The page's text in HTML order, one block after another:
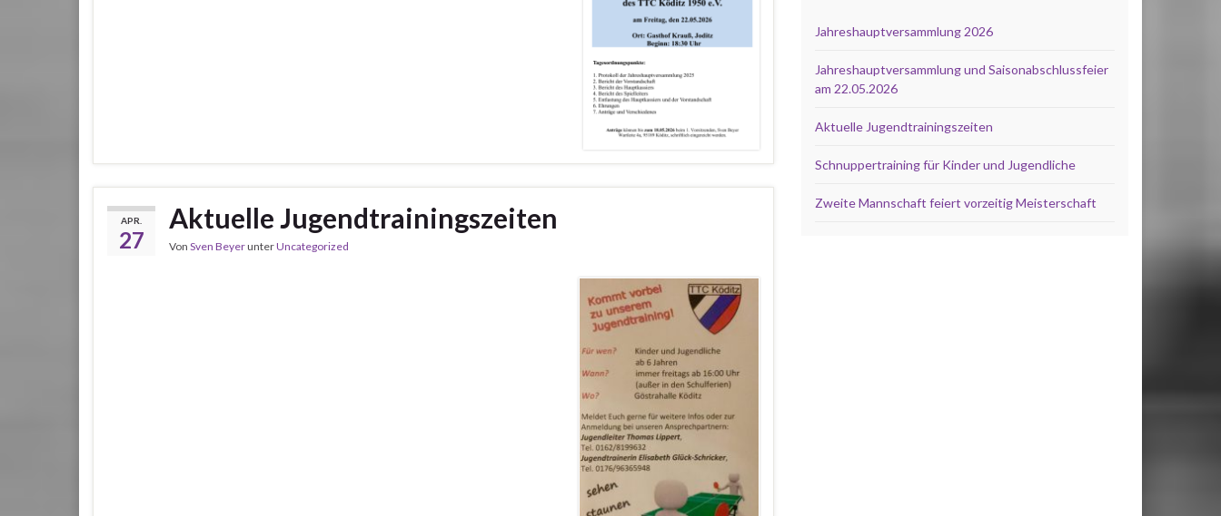
APR.
27
Aktuelle Jugendtrainingszeiten
Von Sven BeyerunterUncategorized
Jahreshauptversammlung 2026
Jahreshauptversammlung und Saisonabschlussfeier
am 22.05.2026
Aktuelle Jugendtrainingszeiten
Schnuppertraining für Kinder und Jugendliche
Zweite Mannschaft feiert vorzeitig Meisterschaft